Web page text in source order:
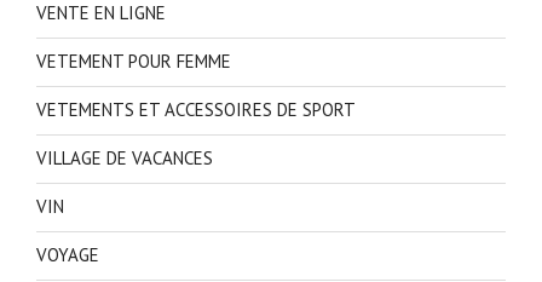
VENTE EN LIGNE
VETEMENT POUR FEMME
VETEMENTS ET ACCESSOIRES DE SPORT
VILLAGE DE VACANCES
VIN
VOYAGE